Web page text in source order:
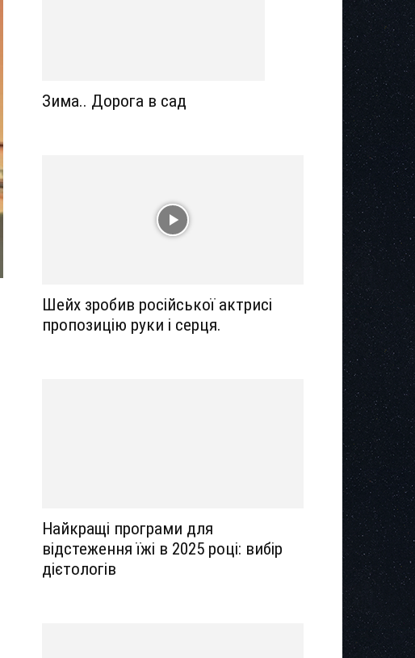
Зима.. Дорога в сад
Шейх зробив російської актрисі
пропозицію руки і серця.
Найкращі програми для
відстеження їжі в 2025 році: вибір
дієтологів